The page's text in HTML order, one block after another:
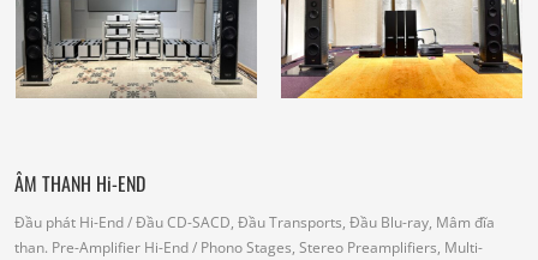
ÂM THANH Hi-END
Đầu phát Hi-End/ Đầu CD-SACD, Đầu Transports, Đầu Blu-ray, Mâm đĩa
than. Pre-Amplifier Hi-End/ Phono Stages, Stereo Preamplifiers, Multi-